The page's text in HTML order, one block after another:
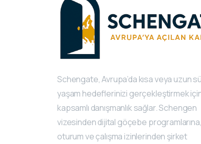
Schengate, Avrupa’da kısa veya uzun
yaşam hedeflerinizi gerçekleştirmek
kapsamlı danışmanlık sağlar. Schengen
vizesinden dijital göçebe programlarına,
oturum ve çalışma izinlerinden şirket